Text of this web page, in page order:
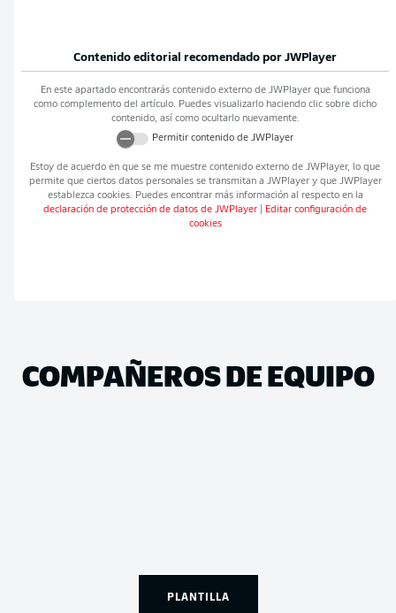
Contenido editorial recomendado por JWPlayer
En este apartado encontrarás contenido externo de JWPlayerque funciona
como complemento del artículo. Puedes visualizarlo haciendo clic sobre dicho
contenido, así como ocultarlo nuevamente.
Permitir contenido de JWPlayer
Estoy de acuerdo en que se me muestre contenido externo de JWPlayer, lo que
permite que ciertos datos personales se transmitan a JWPlayery que JWPlayer
establezca cookies. Puedes encontrar más información al respecto en la
declaración de protección de datos de JWPlayer
Editar configuración de
cookies
COMPAÑEROS DE EQUIPO
PLANTILLA